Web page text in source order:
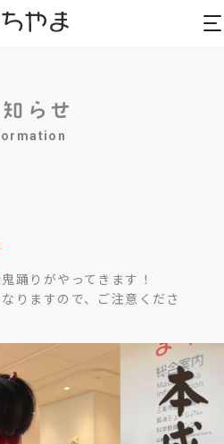
踊りがやってきます！
りますので、ご注意くださ